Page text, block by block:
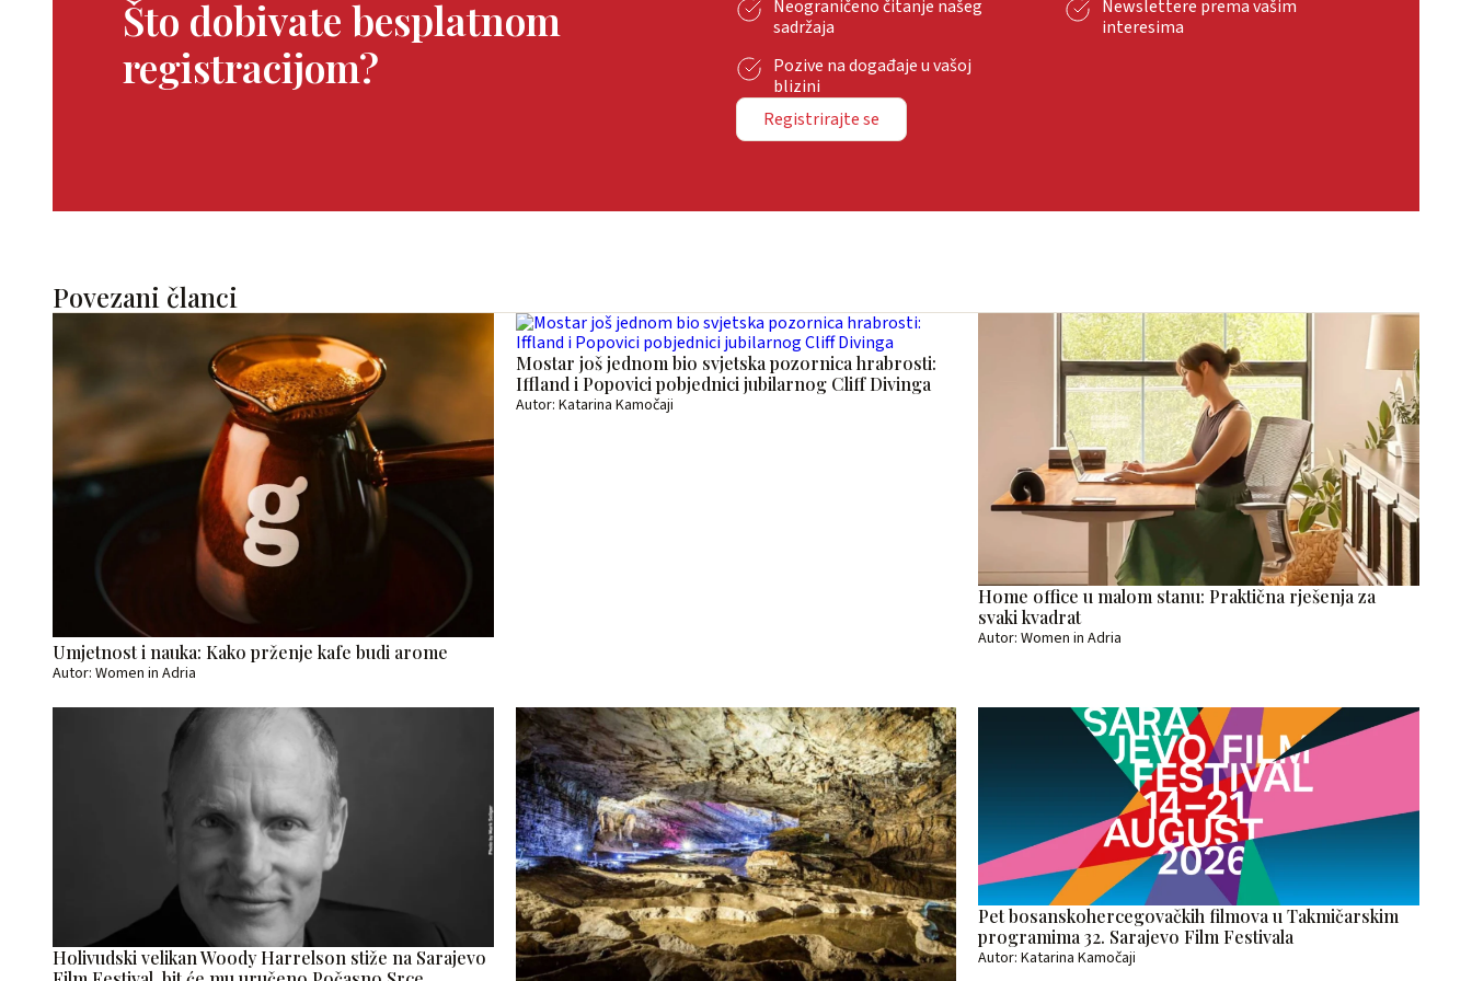
Što dobivate besplatnom
registracijom?
Neograničeno čitanje našeg
sadržaja
Newslettere prema vašim
interesima
Pozive na događaje u vašoj
blizini
Registrirajte se
Povezani članci
Umjetnost i nauka: Kako prženje kafe budi arome
Autor: Women in Adria
Mostar još jednom bio svjetska pozornica hrabrosti:
Iffland i Popovici pobjednici jubilarnog Cliff Divinga
Autor: Katarina Kamočaji
Home office u malom stanu: Praktična rješenja za
svaki kvadrat
Autor: Women in Adria
Holivudski velikan Woody Harrelson stiže na Sarajevo
Pet bosanskohercegovačkih filmova u Takmičarskim
programima 32. Sarajevo Film Festivala
Autor: Katarina Kamočaji